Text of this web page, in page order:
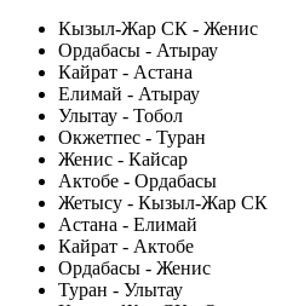
Кызыл-Жар СК - Женис
Ордабасы - Атырау
Кайрат - Астана
Елимай - Атырау
Улытау - Тобол
Окжетпес - Туран
Женис - Кайсар
Актобе - Ордабасы
Жетысу - Кызыл-Жар СК
Астана - Елимай
Кайрат - Актобе
Ордабасы - Женис
Туран - Улытау